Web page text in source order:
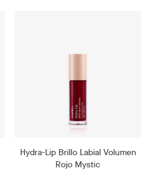
Hydra-Lip Brillo Labial Volumen
Rojo Mystic